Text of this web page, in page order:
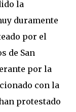
la
duramente
por el
de San
por la
con la
protestado